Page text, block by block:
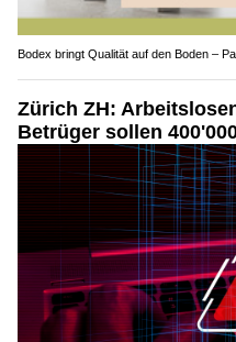
Bodex bringt Qualität auf den Boden –
Zürich ZH:
Betrüger sollen